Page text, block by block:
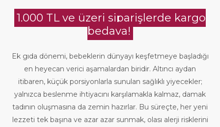
1.000 TL ve üzeri siparişlerde kargo
bedava!
Ek gıda dönemi, bebeklerin dünyayı keşfetmeye başladığı
en heyecan verici aşamalardan biridir. Altıncı aydan
itibaren, küçük porsiyonlarla sunulan sağlıklı yiyecekler;
yalnızca beslenme ihtiyacını karşılamakla kalmaz, damak
tadının oluşmasına da zemin hazırlar. Bu süreçte, her yeni
lezzeti tek başına ve azar azar sunmak, olası alerji risklerini